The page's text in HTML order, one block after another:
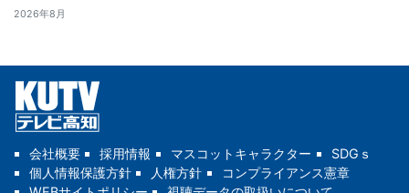
2026年8月
会社概要 採用情報 マスコットキャラクター
SDGｓ
個人情報保護方針
人権方針
コンプライアンス憲章